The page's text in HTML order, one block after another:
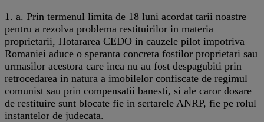
1. a. Prin termenul limita de 18 luni acordat tarii noastre
pentru a rezolva problema restituirilor in materia
proprietarii, Hotararea CEDO in cauzele pilot impotriva
Romaniei aduce o speranta concreta fostilor proprietari sau
urmasilor acestora care inca nu au fost despagubiti prin
retrocedarea in natura a imobilelor confiscate de regimul
comunist sau prin compensatii banesti, si ale caror dosare
de restituire sunt blocate fie in sertarele ANRP, fie pe rolul
instantelor de judecata.